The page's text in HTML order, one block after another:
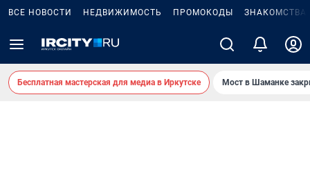
ВСЕ НОВОСТИ НЕДВИЖИМОСТЬ ПРОМОКОДЫ ЗНАКОМСТВА
Бесплатная мастерская для медиа в Иркутске Мост в Шаманке